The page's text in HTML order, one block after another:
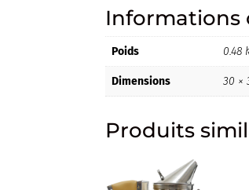
Informations
Poids 0.48
Dimensions 30 ×
Produits